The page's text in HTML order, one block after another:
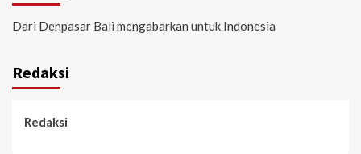
Dari Denpasar Bali mengabarkan untuk Indonesia
Redaksi
Redaksi